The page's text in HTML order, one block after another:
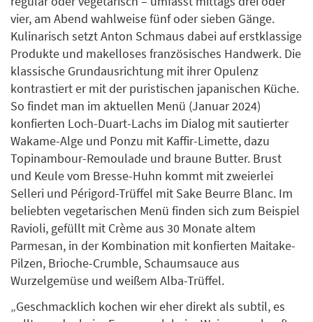
vier, am Abend wahlweise fünf oder sieben Gänge.
Kulinarisch setzt Anton Schmaus dabei auf erstklassige
Produkte und makelloses französisches Handwerk. Die
klassische Grundausrichtung mit ihrer Opulenz
kontrastiert er mit der puristischen japanischen Küche.
So findet man im aktuellen Menü (Januar 2024)
konfierten Loch-Duart-Lachs im Dialog mit sautierter
Wakame-Alge und Ponzu mit Kaffir-Limette, dazu
Topinambour-Remoulade und braune Butter. Brust
und Keule vom Bresse-Huhn kommt mit zweierlei
Selleri und Périgord-Trüffel mit Sake Beurre Blanc. Im
beliebten vegetarischen Menü finden sich zum Beispiel
Ravioli, gefüllt mit Crème aus 30 Monate altem
Parmesan, in der Kombination mit konfierten Maitake-
Pilzen, Brioche-Crumble, Schaumsauce aus
Wurzelgemüse und weißem Alba-Trüffel.
„Geschmacklich kochen wir eher direkt als subtil, es